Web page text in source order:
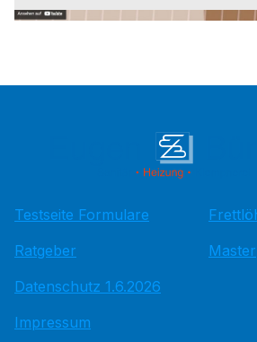
Testseite Formulare
Ratgeber
Datenschutz 1.6.2026
Impressum
Master